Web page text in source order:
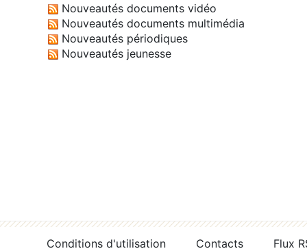
Nouveautés documents vidéo
Nouveautés documents multimédia
Nouveautés périodiques
Nouveautés jeunesse
Conditions d'utilisation Contacts
Flux